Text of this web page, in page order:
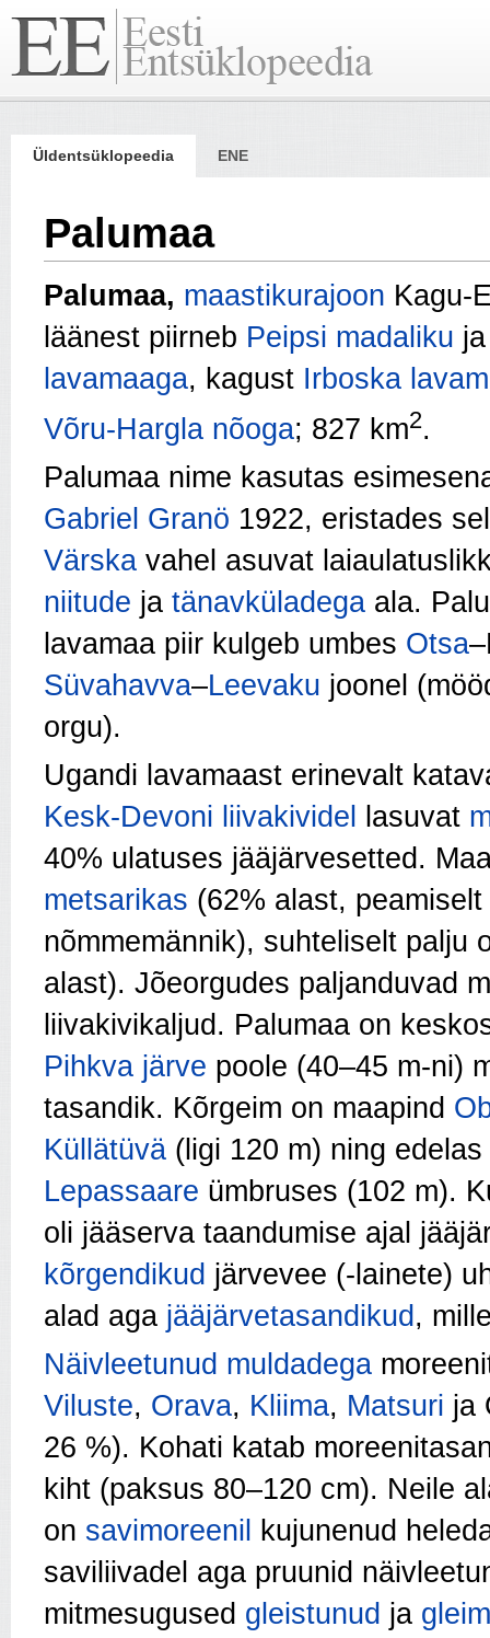
Üldentsüklopeedia ENE
Palumaa
Palumaa, maastikurajoon Kagu-
läänest piirneb Peipsi madaliku
lavamaaga, kagust Irboska
Võru-Hargla nõoga; 827 km2.
Palumaa nime kasutas
Gabriel Granö 1922, eristades
Värska vahel asuvat
niitude ja tänavküladega ala.
lavamaa piir kulgeb umbes Otsa
Süvahavva–Leevaku joonel
orgu).
Ugandi lavamaast erinevalt
Kesk-Devoni liivakividel lasuvat
40% ulatuses jääjärvesetted.
metsarikas (62% alast,
nõmmemännik), suhteliselt palju
alast). Jõeorgudes paljanduvad
liivakivikaljud. Palumaa on
Pihkva järve poole (40–45 m-ni)
tasandik. Kõrgeim on maapind
Küllätüvä (ligi 120 m) ning
Lepassaare ümbruses (102 m).
oli jääserva taandumise ajal
kõrgendikud järvevee (-lainete)
alad aga jääjärvetasandikud ,
Näivleetunud muldadega
Viluste, Orava, Kliima, Matsuri ja
26 %). Kohati katab
kiht (paksus 80–120 cm). Neile
on savimoreenil
kujunenud
saviliivadel aga pruunid
mitmesugused gleistunud ja